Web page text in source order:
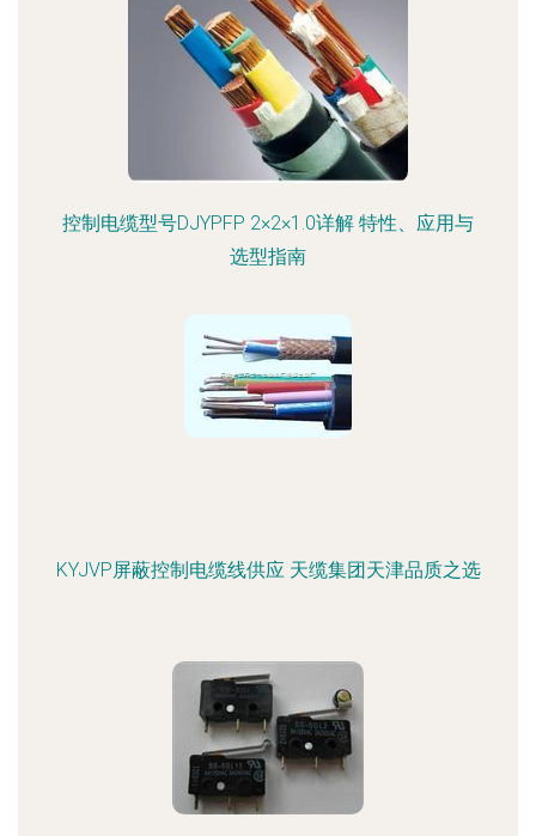
控制电缆型号DJYPFP 2×2×1.0详解 特性、应用与
选型指南
KYJVP屏蔽控制电缆线供应 天缆集团天津品质之选